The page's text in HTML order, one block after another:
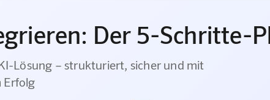
Der 5-Schritte-
Lösung – strukturiert, sicher und mit
Erfolg